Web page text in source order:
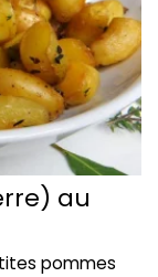
au
pommes